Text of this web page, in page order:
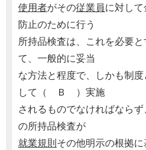
使用者がその従業員に対して
防止のために行う
所持品検査は、これを必要
て、一般的に妥当
な方法と程度で、しかも制
して（ Ｂ ）実施
されるものでなければなら
の所持品検査が
就業規則その他明示の根拠